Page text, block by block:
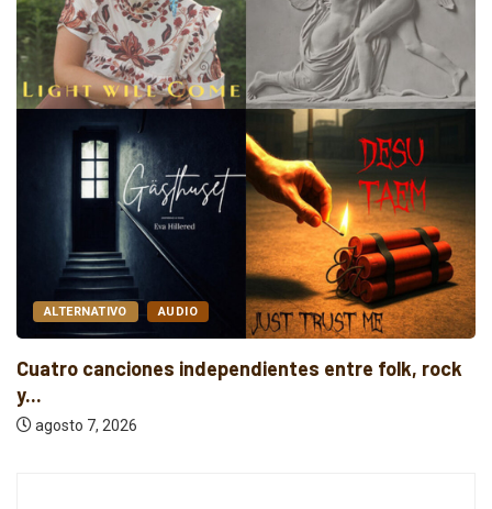
ALTERNATIVO AUDIO
Cuatro canciones independientes entre folk, rock
y...
agosto 7, 2026